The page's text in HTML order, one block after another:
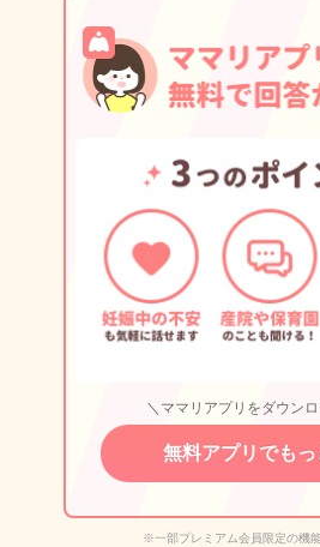
＼ママリアプリをダウン
無料アプリでもっ
※一部プレミアム会員限定の機